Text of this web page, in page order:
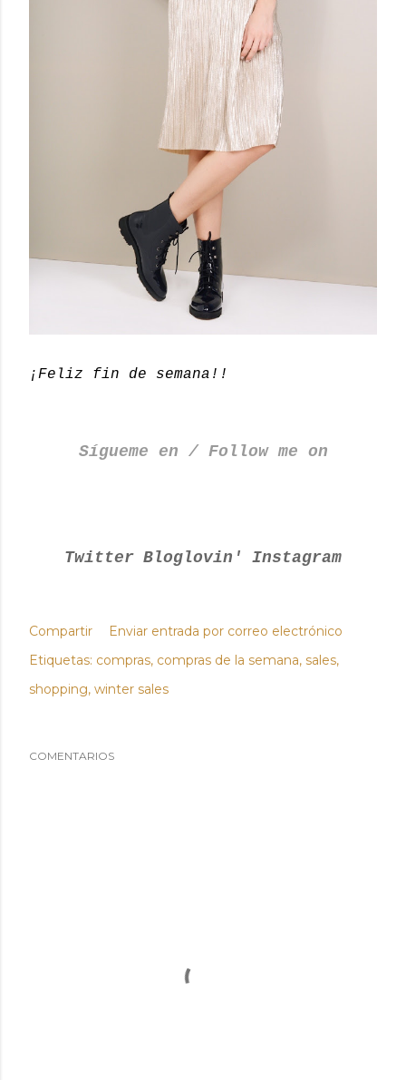
¡Feliz fin de semana!!
Sígueme en / Follow me on
Twitter Bloglovin' Instagram
Compartir
Enviar entrada por correo electrónico
Etiquetas: compras compras de la semana sales
shopping winter sales
COMENTARIOS